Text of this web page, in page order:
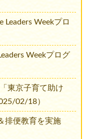
Leaders Weekプロ
Weekプログ
東京子育て助け
02/18）
排便教育を実施